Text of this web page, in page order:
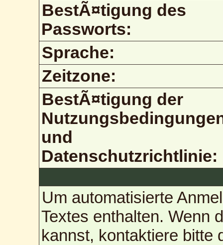
BestÃ¤tigung des
Passworts:
Sprache:
Zeitzone:
BestÃ¤tigung der
und
Datenschutzrichtlinie:
Um automatisierte
Textes enthalten. Wenn
kannst, kontaktiere bitte